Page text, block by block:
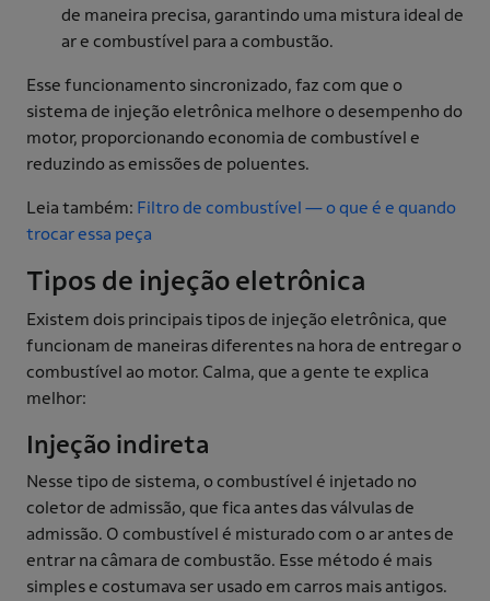
de maneira precisa, garantindo uma mistura ideal de
ar e combustível para a combustão.
Esse funcionamento sincronizado, faz com que o
sistema de injeção eletrônica melhore o desempenho do
motor, proporcionando economia de combustível e
reduzindo as emissões de poluentes.
Leia também: Filtro de combustível — o que é e quando
trocar essa peça
Tipos de injeção eletrônica
Existem dois principais tipos de injeção eletrônica, que
funcionam de maneiras diferentes na hora de entregar o
combustível ao motor. Calma, que a gente te explica
melhor:
Injeção indireta
Nesse tipo de sistema, o combustível é injetado no
coletor de admissão, que fica antes das válvulas de
admissão. O combustível é misturado com o ar antes de
entrar na câmara de combustão. Esse método é mais
simples e costumava ser usado em carros mais antigos.